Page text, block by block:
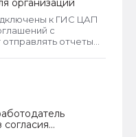
организаций
к ГИС ЦАП
с
отчеты